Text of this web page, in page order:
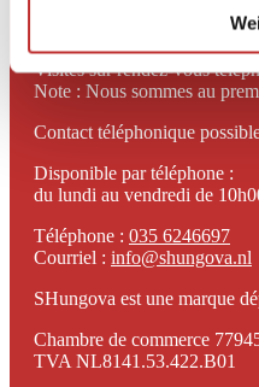
du lundi au vendredi
Visites sur rendez-vous
Note : Nous sommes au
Contact téléphonique
Disponible par téléphone :
du lundi au vendredi de
Téléphone : 035 6246697
Courriel : info@shungova.nl
SHungova est une marque
Chambre de commerce
TVA NL8141.53.422.B01